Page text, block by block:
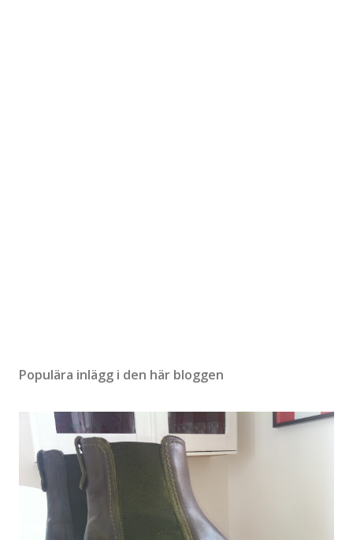
Populära inlägg i den här bloggen